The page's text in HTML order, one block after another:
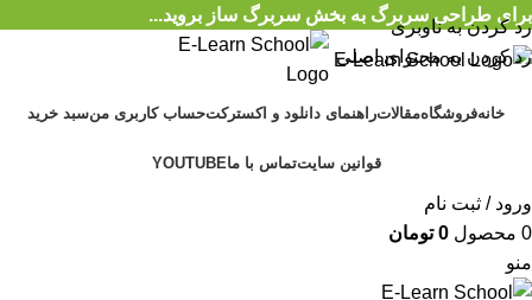
رد کردن به ناوبری
رد کردن به محتوای اصلی
برای طراحی سربرگ به بخش سربرگ ساز بروید...
خانهفروشگاهمقالاتراهنمای دانلود و اکسترکتحساب کاربری منسبد خرید
قوانین سایتتماس با ماYOUTUBE
ورود / ثبت نام
0 محصول 0 تومان
منو